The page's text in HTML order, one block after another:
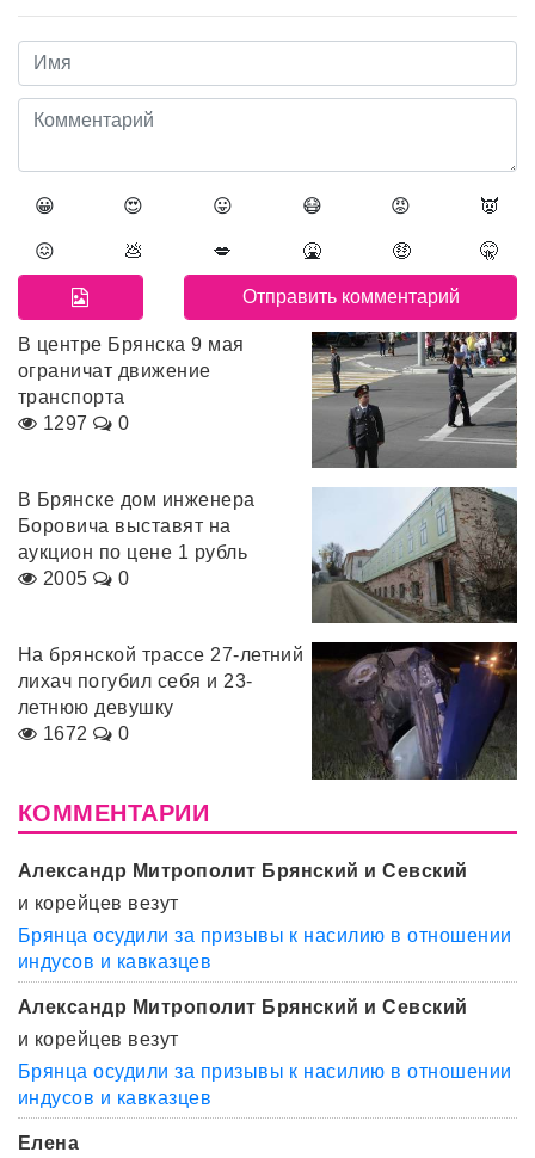
😀 😍 😛 😷 😡 👿
😖 💩 💋 🤮 🤑 🤫
В центре Брянска 9 мая
ограничат движение
транспорта
1297
0
В Брянске дом инженера
Боровича выставят на
аукцион по цене 1 рубль
2005
0
На брянской трассе 27-летний
лихач погубил себя и 23-
летнюю девушку
1672
0
КОММЕНТАРИИ
Александр Митрополит Брянский и Севский
и корейцев везут
Брянца осудили за призывы к насилию в отношении
индусов и кавказцев
Александр Митрополит Брянский и Севский
и корейцев везут
Брянца осудили за призывы к насилию в отношении
индусов и кавказцев
Елена